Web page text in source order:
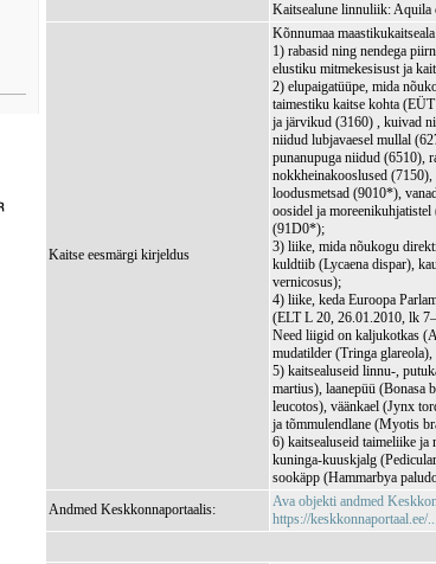
Kaitsealune linnuliik: Aquila
Kaitse eesmärgi kirjeldus
Kõnnumaa
1) rabasid ning nendega
elustiku mitmekesisust ja
2) elupaigatüüpe, mida
taimestiku kaitse kohta
ja järvikud (3160) , kuivad
niidud lubjavaesel mullal
punanupuga niidud (6510),
nokkheinakooslused
loodusmetsad (9010*),
oosidel ja
(91D0*);
3) liike, mida nõukogu
kuldtiib (Lycaena dispar),
vernicosus);
4) liike, keda Euroopa
(ELT L 20, 26.01.2010, lk
Need liigid on kaljukotkas
mudatilder (Tringa
5) kaitsealuseid linnu-,
martius), laanepüü (Bonasa
leucotos), väänkael (Jynx
ja tõmmulendlane (Myotis
6) kaitsealuseid taimeliike
kuninga-kuuskjalg
sookäpp (Hammarbya
Andmed Keskkonnaportaalis:
Ava objekti andmed
https://keskkonnaportaal.ee/...